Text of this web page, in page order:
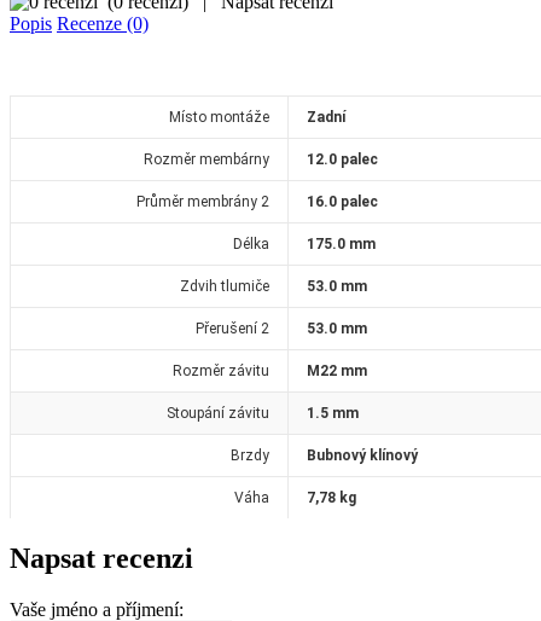
Popis Recenze (0)
Místo montáže Zadní
Rozměr membárny 12.0 palec
Průměr membrány 2 16.0 palec
Délka 175.0 mm
Zdvih tlumiče 53.0 mm
Přerušení 2 53.0 mm
Rozměr závitu M22 mm
Stoupání závitu 1.5 mm
Brzdy Bubnový klínový
Váha 7,78 kg
Napsat recenzi
Vaše jméno a příjmení: